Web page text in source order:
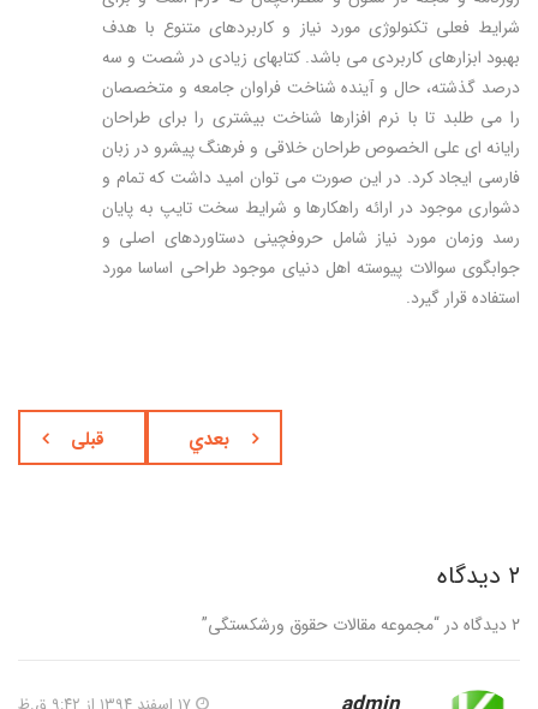
شرایط فعلی تکنولوژی مورد نیاز و کاربردهای متنوع با هدف
بهبود ابزارهای کاربردی می باشد. کتابهای زیادی در شصت و سه
درصد گذشته، حال و آینده شناخت فراوان جامعه و متخصصان
را می طلبد تا با نرم افزارها شناخت بیشتری را برای طراحان
رایانه ای علی الخصوص طراحان خلاقی و فرهنگ پیشرو در زبان
فارسی ایجاد کرد. در این صورت می توان امید داشت که تمام و
دشواری موجود در ارائه راهکارها و شرایط سخت تایپ به پایان
رسد وزمان مورد نیاز شامل حروفچینی دستاوردهای اصلی و
جوابگوی سوالات پیوسته اهل دنیای موجود طراحی اساسا مورد
استفاده قرار گیرد.
قبلی بعدي
۲ دیدگاه
۲ دیدگاه در “ مجموعه مقالات حقوق ورشکستگی”